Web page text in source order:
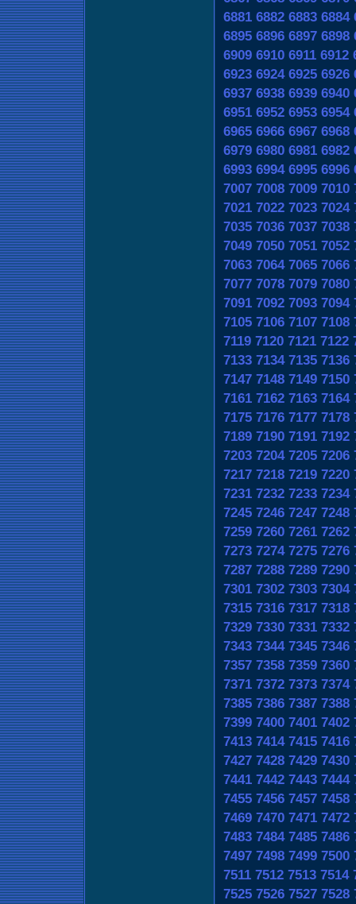
6881 6882 6883 6884
6895 6896 6897 6898
6909 6910 6911 6912
6923 6924 6925 6926
6937 6938 6939 6940
6951 6952 6953 6954
6965 6966 6967 6968
6979 6980 6981 6982
6993 6994 6995 6996
7007 7008 7009 7010
7021 7022 7023 7024
7035 7036 7037 7038
7049 7050 7051 7052
7063 7064 7065 7066
7077 7078 7079 7080
7091 7092 7093 7094
7105 7106 7107 7108
7119 7120 7121 7122
7133 7134 7135 7136
7147 7148 7149 7150
7161 7162 7163 7164
7175 7176 7177 7178
7189 7190 7191 7192
7203 7204 7205 7206
7217 7218 7219 7220
7231 7232 7233 7234
7245 7246 7247 7248
7259 7260 7261 7262
7273 7274 7275 7276
7287 7288 7289 7290
7301 7302 7303 7304
7315 7316 7317 7318
7329 7330 7331 7332
7343 7344 7345 7346
7357 7358 7359 7360
7371 7372 7373 7374
7385 7386 7387 7388
7399 7400 7401 7402
7413 7414 7415 7416
7427 7428 7429 7430
7441 7442 7443 7444
7455 7456 7457 7458
7469 7470 7471 7472
7483 7484 7485 7486
7497 7498 7499 7500
7511 7512 7513 7514
7525 7526 7527 7528